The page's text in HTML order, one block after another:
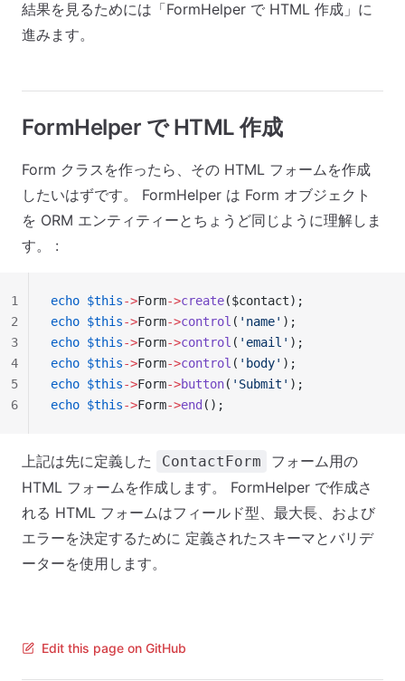
結果を見るためには「FormHelper で HTML 作成」に
進みます。
FormHelper で HTML 作成
Form クラスを作ったら、その HTML フォームを作成
したいはずです。 FormHelper は Form オブジェクト
を ORM エンティティーとちょうど同じように理解しま
す。 :
echo $this->Form->create($contact);
echo $this->Form->control ( 'name' );
echo $this->Form->control ( 'email' );
echo $this->Form->control ( 'body' );
echo $this->Form->button( 'Submit' );
echo $this->Form->end ();
1
2
3
4
5
6
上記は先に定義した ContactForm
フォーム用の
HTML フォームを作成します。 FormHelper で作成さ
れる HTML フォームはフィールド型、最大長、および
エラーを決定するために 定義されたスキーマとバリデ
ーターを使用します。
Edit this page on GitHub